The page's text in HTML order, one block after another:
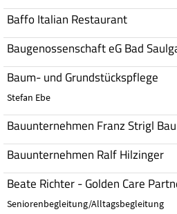
Baffo Italian Restaurant
Baugenossenschaft eG Bad
Baum- und Grundstückspflege
Stefan Ebe
Bauunternehmen Franz Strigl Bau
Bauunternehmen Ralf Hilzinger
Beate Richter - Golden Care
Seniorenbegleitung/Alltagsbegleitung